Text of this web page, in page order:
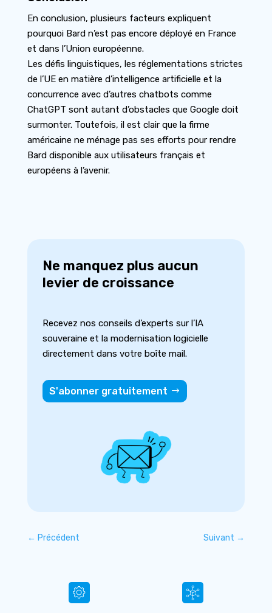
En conclusion, plusieurs facteurs expliquent
pourquoi Bard n’est pas encore déployé en France
et dans l’Union européenne.
Les défis linguistiques, les réglementations strictes
de l’UE en matière d’intelligence artificielle et la
concurrence avec d’autres chatbots comme
ChatGPT sont autant d’obstacles que Google doit
surmonter. Toutefois, il est clair que la firme
américaine ne ménage pas ses efforts pour rendre
Bard disponible aux utilisateurs français et
européens à l’avenir.
Ne manquez plus aucun
levier de croissance
Recevez nos conseils d’experts sur l’IA
souveraine et la modernisation logicielle
directement dans votre boîte mail.
S'abonner gratuitement
← Précédent Suivant →